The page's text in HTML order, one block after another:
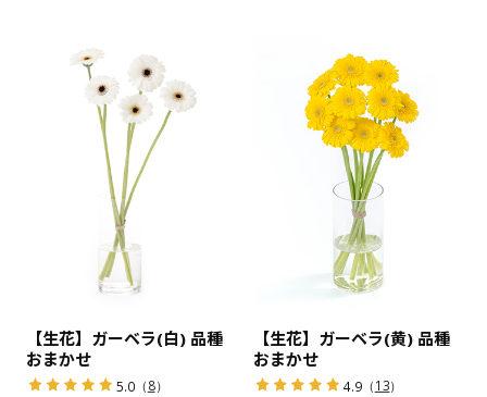
【生花】ガーベラ(白) 品種
おまかせ
5.0（8）
【生花】ガーベラ(黄) 品種
おまかせ
4.9（13）